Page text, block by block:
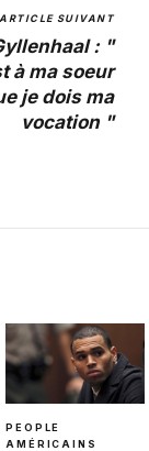
ARTICLE SUIVANT
: "
à ma soeur
je dois ma
vocation "
PEOPLE
AMÉRICAINS